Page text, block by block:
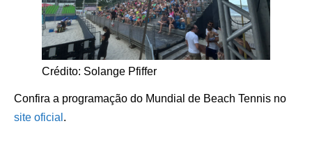
Crédito: Solange Pfiffer
Confira a programação do Mundial de Beach Tennis no
site oficial .